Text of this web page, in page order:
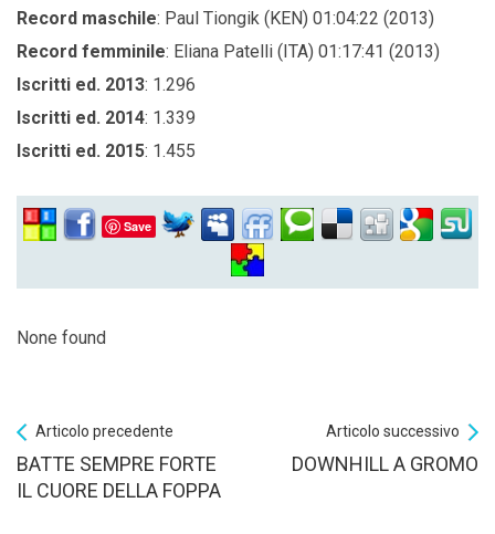
Record maschile: Paul Tiongik (KEN) 01:04:22 (2013)
Record femminile: Eliana Patelli (ITA) 01:17:41 (2013)
Iscritti ed. 2013: 1.296
Iscritti ed. 2014: 1.339
Iscritti ed. 2015: 1.455
Save
None found
Articolo precedente
BATTE SEMPRE FORTE
IL CUORE DELLA FOPPA
Articolo successivo
DOWNHILL A GROMO